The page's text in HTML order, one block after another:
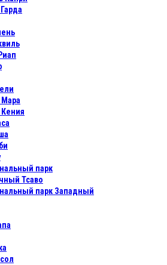
Мара
парк
Тсаво
парк Западный